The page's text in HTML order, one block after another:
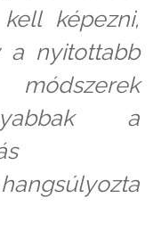
képezni,
a nyitottabb
a